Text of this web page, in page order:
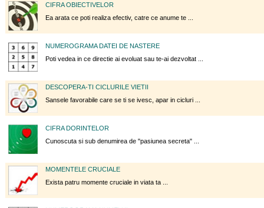
CIFRA OBIECTIVELOR
Ea arata ce poti realiza efectiv, catre ce anume te ...
NUMEROGRAMA DATEI DE NASTERE
Poti vedea in ce directie ai evoluat sau te-ai dezvoltat ...
DESCOPERA-TI CICLURILE VIETII
Sansele favorabile care se ti se ivesc, apar in cicluri ...
CIFRA DORINTELOR
Cunoscuta si sub denumirea de "pasiunea secreta" ...
MOMENTELE CRUCIALE
Exista patru momente cruciale in viata ta ...